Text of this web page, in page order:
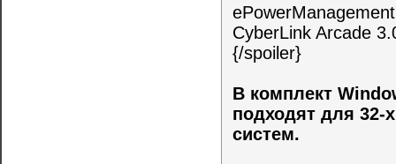
CyberLink Arcade
{/spoiler}
В комплект
подходят для 32-
систем.